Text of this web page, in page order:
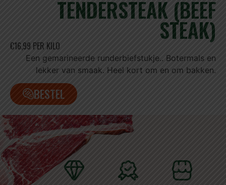
TENDERSTEAK (BEEF
STEAK)
€16,99 PER KILO
Een gemarineerde runderbiefstukje.. Botermals en
lekker van smaak. Heel kort om en om bakken.
BESTEL